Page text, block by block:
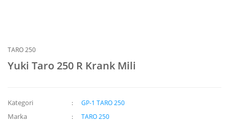
TARO 250
Yuki Taro 250 R Krank Mili
Kategori GP-1 TARO 250
Marka TARO 250